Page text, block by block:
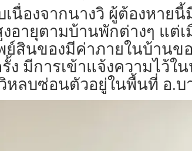
เนื่องจากนางวิ ผู้ต้องหาย
อายุตามบ้านพักต่างๆ แต่เ
ย์สินของมีค่าภายในบ้าน
ง มีการเข้าแจ้งความไว้
หลบซ่อนตัวอยู่ในพื้นที่ อ.